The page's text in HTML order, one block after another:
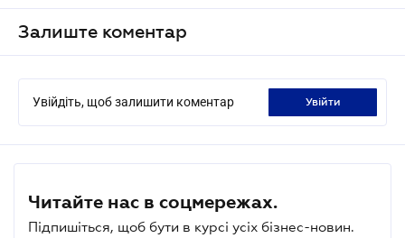
Залиште коментар
Увійдіть, щоб залишити коментар увійти
Читайте нас в соцмережах.
Підпишіться, щоб бути в курсі усіх бізнес-новин.